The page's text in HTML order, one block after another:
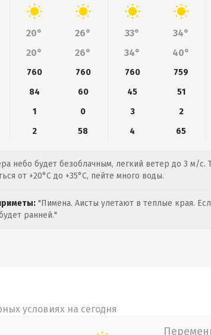
20° 26° 33° 34°
20° 26° 34° 40°
760 760 760 759
84 60 45 51
1 0 3 2
2 58 4 65
небо будет безоблачным, легкий ветер до 3 м/с.
от +20°C до +35°C, пейте много воды.
"Пимена. Аисты улетают в теплые края.
ранней."
условиях на сегодня